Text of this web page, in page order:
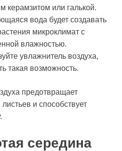
керамзитом или галькой.
вода будет создавать
микроклимат с
влажностью.
увлажнитель воздуха,
такая возможность.
предотвращает
и способствует
середина